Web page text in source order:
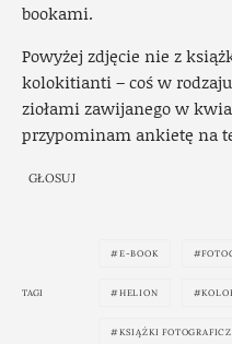
bookami.
Powyżej zdjęcie nie z
kolokitianti – coś w
ziołami zawijanego w
przypominam ankietę na
GŁOSUJ
TAGI
E-BOOK
HELION
KSIĄŻKI